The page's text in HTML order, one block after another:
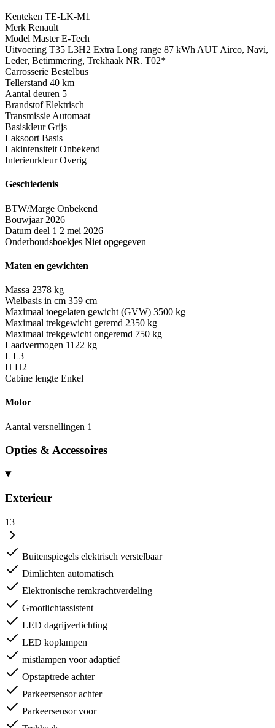
Kenteken TE-LK-M1
Merk Renault
Model Master E-Tech
Uitvoering T35 L3H2 Extra Long range 87 kWh AUT Airco, Navi,
Leder, Betimmering, Trekhaak NR. T02*
Carrosserie Bestelbus
Tellerstand 40 km
Aantal deuren 5
Brandstof Elektrisch
Transmissie Automaat
Basiskleur Grijs
Laksoort Basis
Lakintensiteit Onbekend
Interieurkleur Overig
Geschiedenis
BTW/Marge Onbekend
Bouwjaar 2026
Datum deel 1 2 mei 2026
Onderhoudsboekjes Niet opgegeven
Maten en gewichten
Massa 2378 kg
Wielbasis in cm 359 cm
Maximaal toegelaten gewicht (GVW) 3500 kg
Maximaal trekgewicht geremd 2350 kg
Maximaal trekgewicht ongeremd 750 kg
Laadvermogen 1122 kg
L L3
H H2
Cabine lengte Enkel
Motor
Aantal versnellingen 1
Opties & Accessoires
Exterieur
13
Buitenspiegels elektrisch verstelbaar
Dimlichten automatisch
Elektronische remkrachtverdeling
Grootlichtassistent
LED dagrijverlichting
LED koplampen
mistlampen voor adaptief
Opstaptrede achter
Parkeersensor achter
Parkeersensor voor